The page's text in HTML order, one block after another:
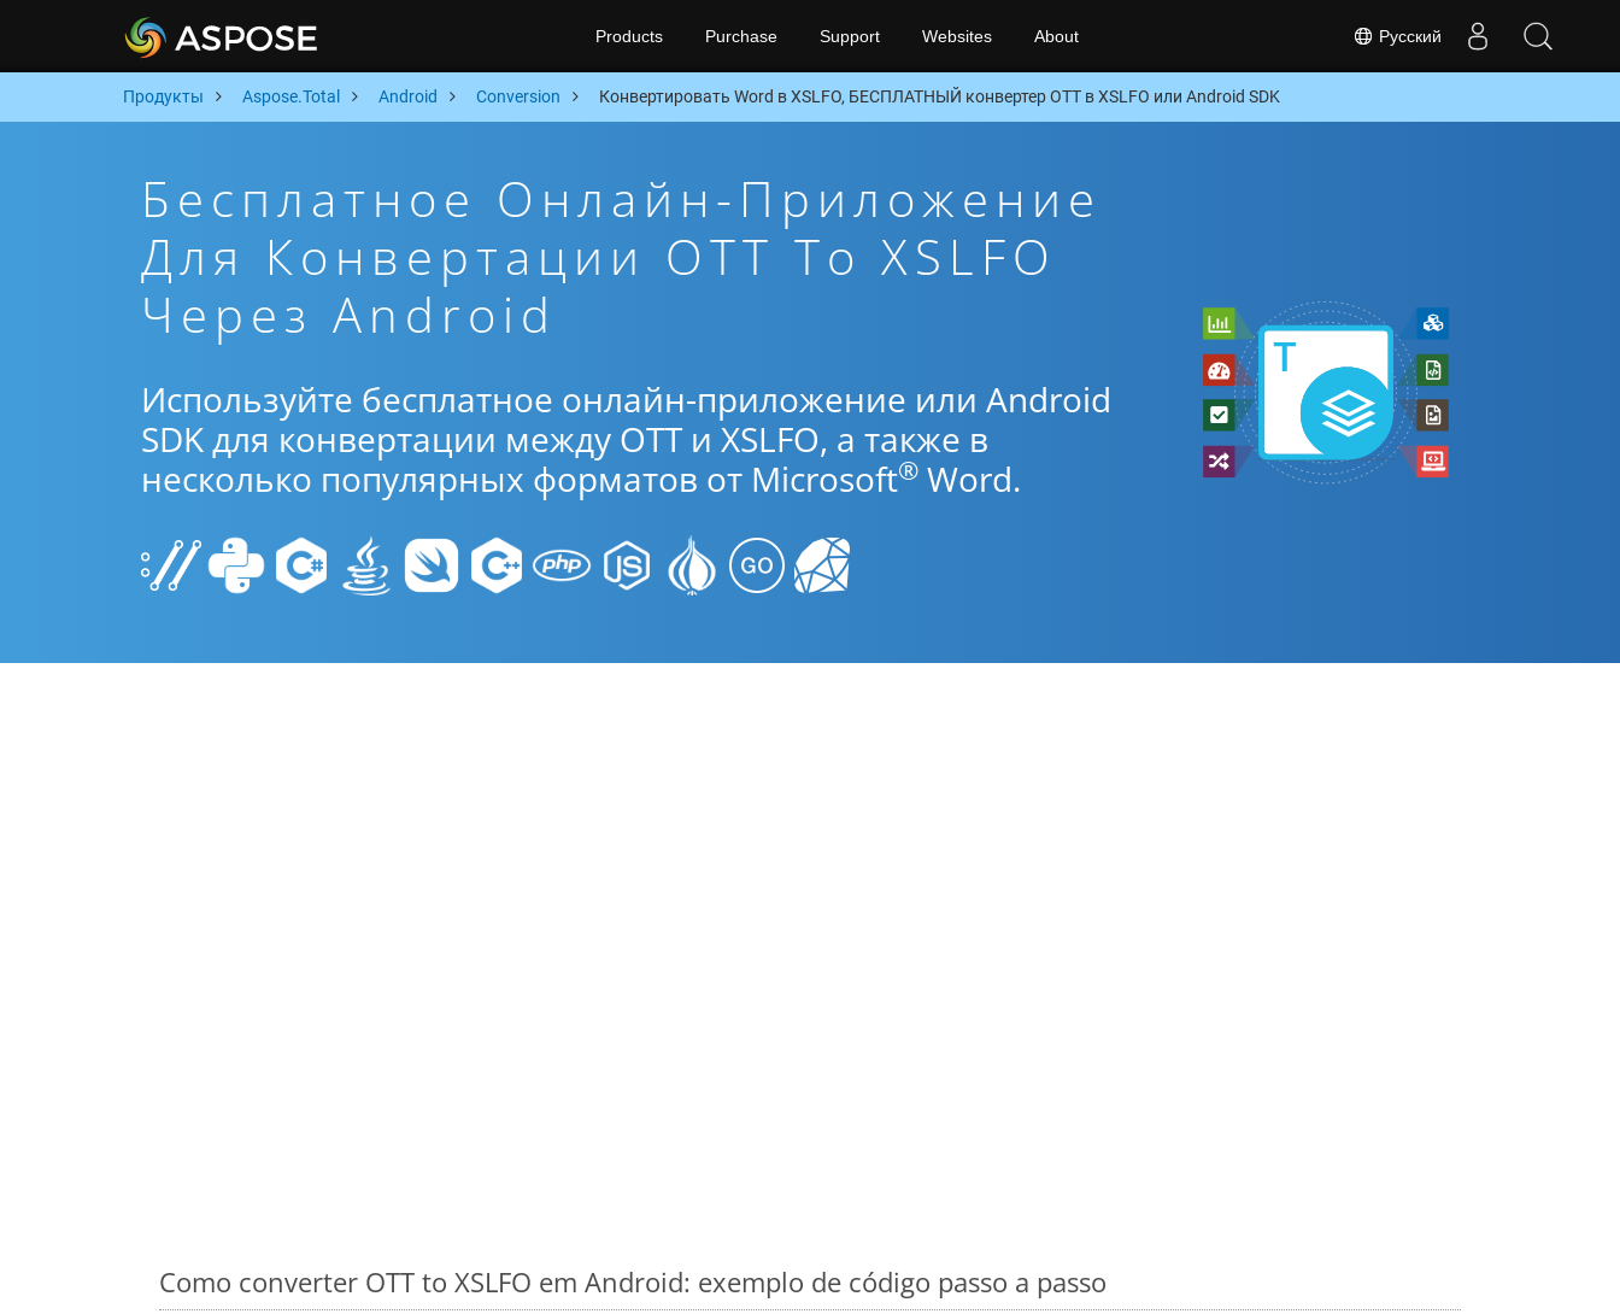
Русский
Products Purchase Support Websites About
Продукты Aspose.Total Android Conversion Конвертировать Word в XSLFO, БЕСПЛАТНЫЙ конвертер OTT в XSLFO или Android SDK
Бесплатное Онлайн-Приложение
Для Конвертации OTT To XSLFO
Через Android
Используйте бесплатное онлайн-приложение или Android
SDK для конвертации между OTT и XSLFO, а также в
несколько популярных форматов от Microsoft® Word.
Como converter OTT to XSLFO em Android: exemplo de código passo a passo